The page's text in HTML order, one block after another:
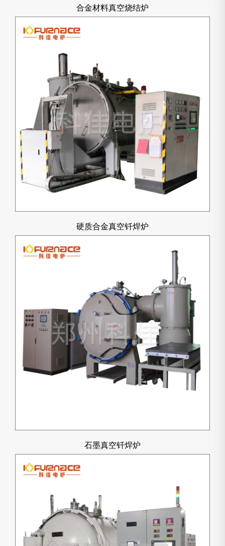
合金材料真空烧结炉
硬质合金真空钎焊炉
石墨真空钎焊炉